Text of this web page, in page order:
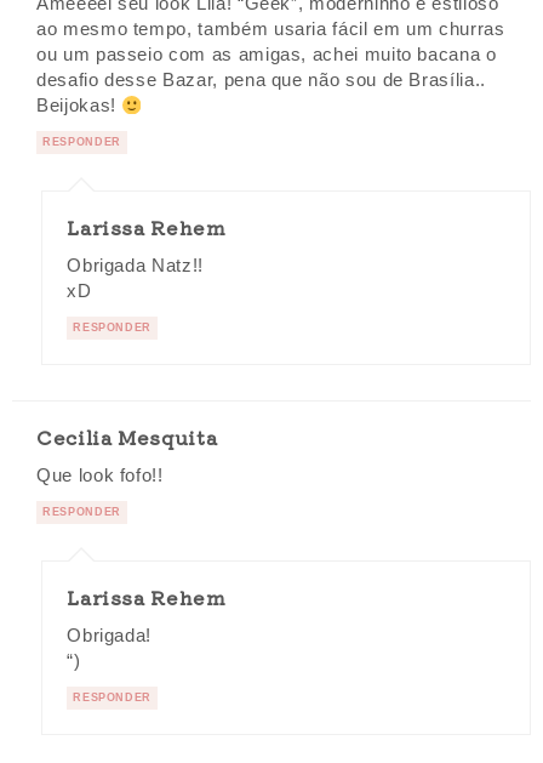
Ameeeei seu look Lila! “Geek”, moderninho e estiloso
ao mesmo tempo, também usaria fácil em um churras
ou um passeio com as amigas, achei muito bacana o
desafio desse Bazar, pena que não sou de Brasília..
Beijokas!
RESPONDER
Larissa Rehem
Obrigada Natz!!
xD
RESPONDER
Cecilia Mesquita
Que look fofo!!
RESPONDER
Larissa Rehem
Obrigada!
“)
RESPONDER